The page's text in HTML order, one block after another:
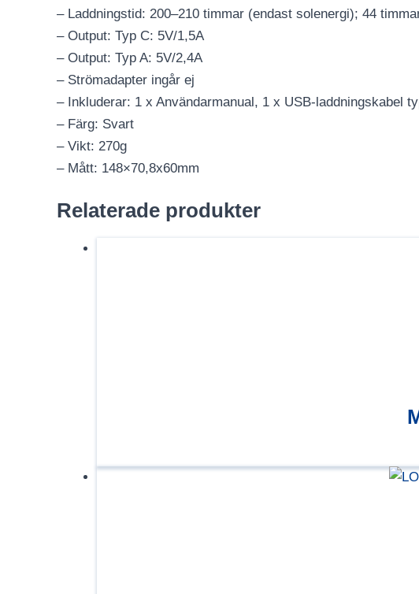
– Laddningstid: 200–210 timmar (endast solenergi); 44
– Output: Typ C: 5V/1,5A
– Output: Typ A: 5V/2,4A
– Strömadapter ingår ej
– Inkluderar: 1 x Användarmanual, 1 x USB-laddningskabel
– Färg: Svart
– Vikt: 270g
– Mått: 148×70,8x60mm
Relaterade produkter